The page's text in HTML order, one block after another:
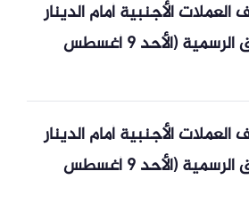
الأجنبية أمام الدينار
في السوق الرسمية (الأحد 9 أغسطس
الأجنبية أمام الدينار
في السوق الرسمية (الأحد 9 أغسطس